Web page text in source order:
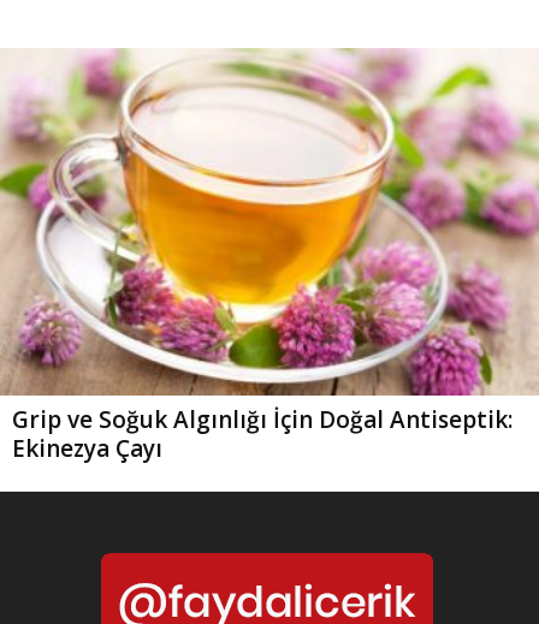
Grip ve Soğuk Algınlığı İçin Doğal Antiseptik:
Ekinezya Çayı